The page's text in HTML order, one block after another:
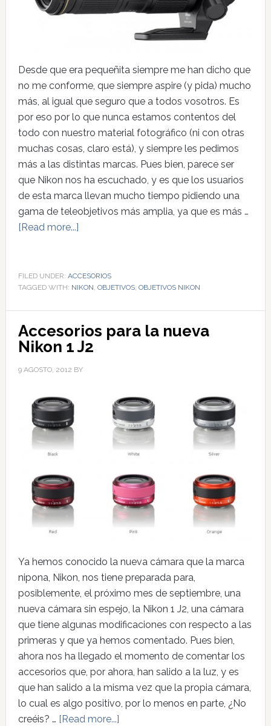
Desde que era pequeñita siempre me han dicho que
no me conforme, que siempre aspire (y pida) mucho
más, al igual que seguro que a todos vosotros. Es
por eso por lo que nunca estamos contentos del
todo con nuestro material fotográfico (ni con otras
muchas cosas, claro está), y siempre les pedimos
más a las distintas marcas. Pues bien, parece ser
que Nikon nos ha escuchado, y es que los usuarios
de esta marca llevan mucho tiempo pidiendo una
gama de teleobjetivos más amplia, ya que es más …
[Read more...]
FILED UNDER: ACCESORIOS
TAGGED WITH: NIKON, OBJETIVOS, OBJETIVOS NIKON
Accesorios para la nueva
Nikon 1 J2
9 AGOSTO, 2012 BY
Ya hemos conocido la nueva cámara que la marca
nipona, Nikon, nos tiene preparada para,
posiblemente, el próximo mes de septiembre, una
nueva cámara sin espejo, la Nikon 1 J2, una cámara
que tiene algunas modificaciones con respecto a las
primeras y que ya hemos comentado. Pues bien,
ahora nos ha llegado el momento de comentar los
accesorios que, por ahora, han salido a la luz, y es
que han salido a la misma vez que la propia cámara,
lo cual es algo positivo, por lo menos en parte, ¿No
creéis? … [Read more...]